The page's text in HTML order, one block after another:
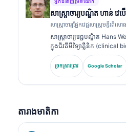
សាស្ត្រាចារ្យ​បណ្ឌិត ហាន់ វេ
សាស្ត្រាចារ្យផ្នែកវេជ្ជសាស្ត្រមន្ទីរពិ
សាស្ត្រាចារ្យវេជ្ជបណ្ឌិត Hans
ក្នុងជីវគីមីវិទ្យាគ្លីនិក (clinical
ពិសោធន៍ និងការស្រាវជ្រាវសញ្ញ
research)។ អតីតប្រធានសមាគម
(German Society for
ដោយ AI។.
ច្រកស្រាវជ្រាវ Google Scholar
តារាងមាតិកា